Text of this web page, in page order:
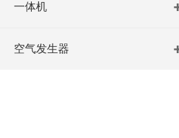
一体机
空气发生器